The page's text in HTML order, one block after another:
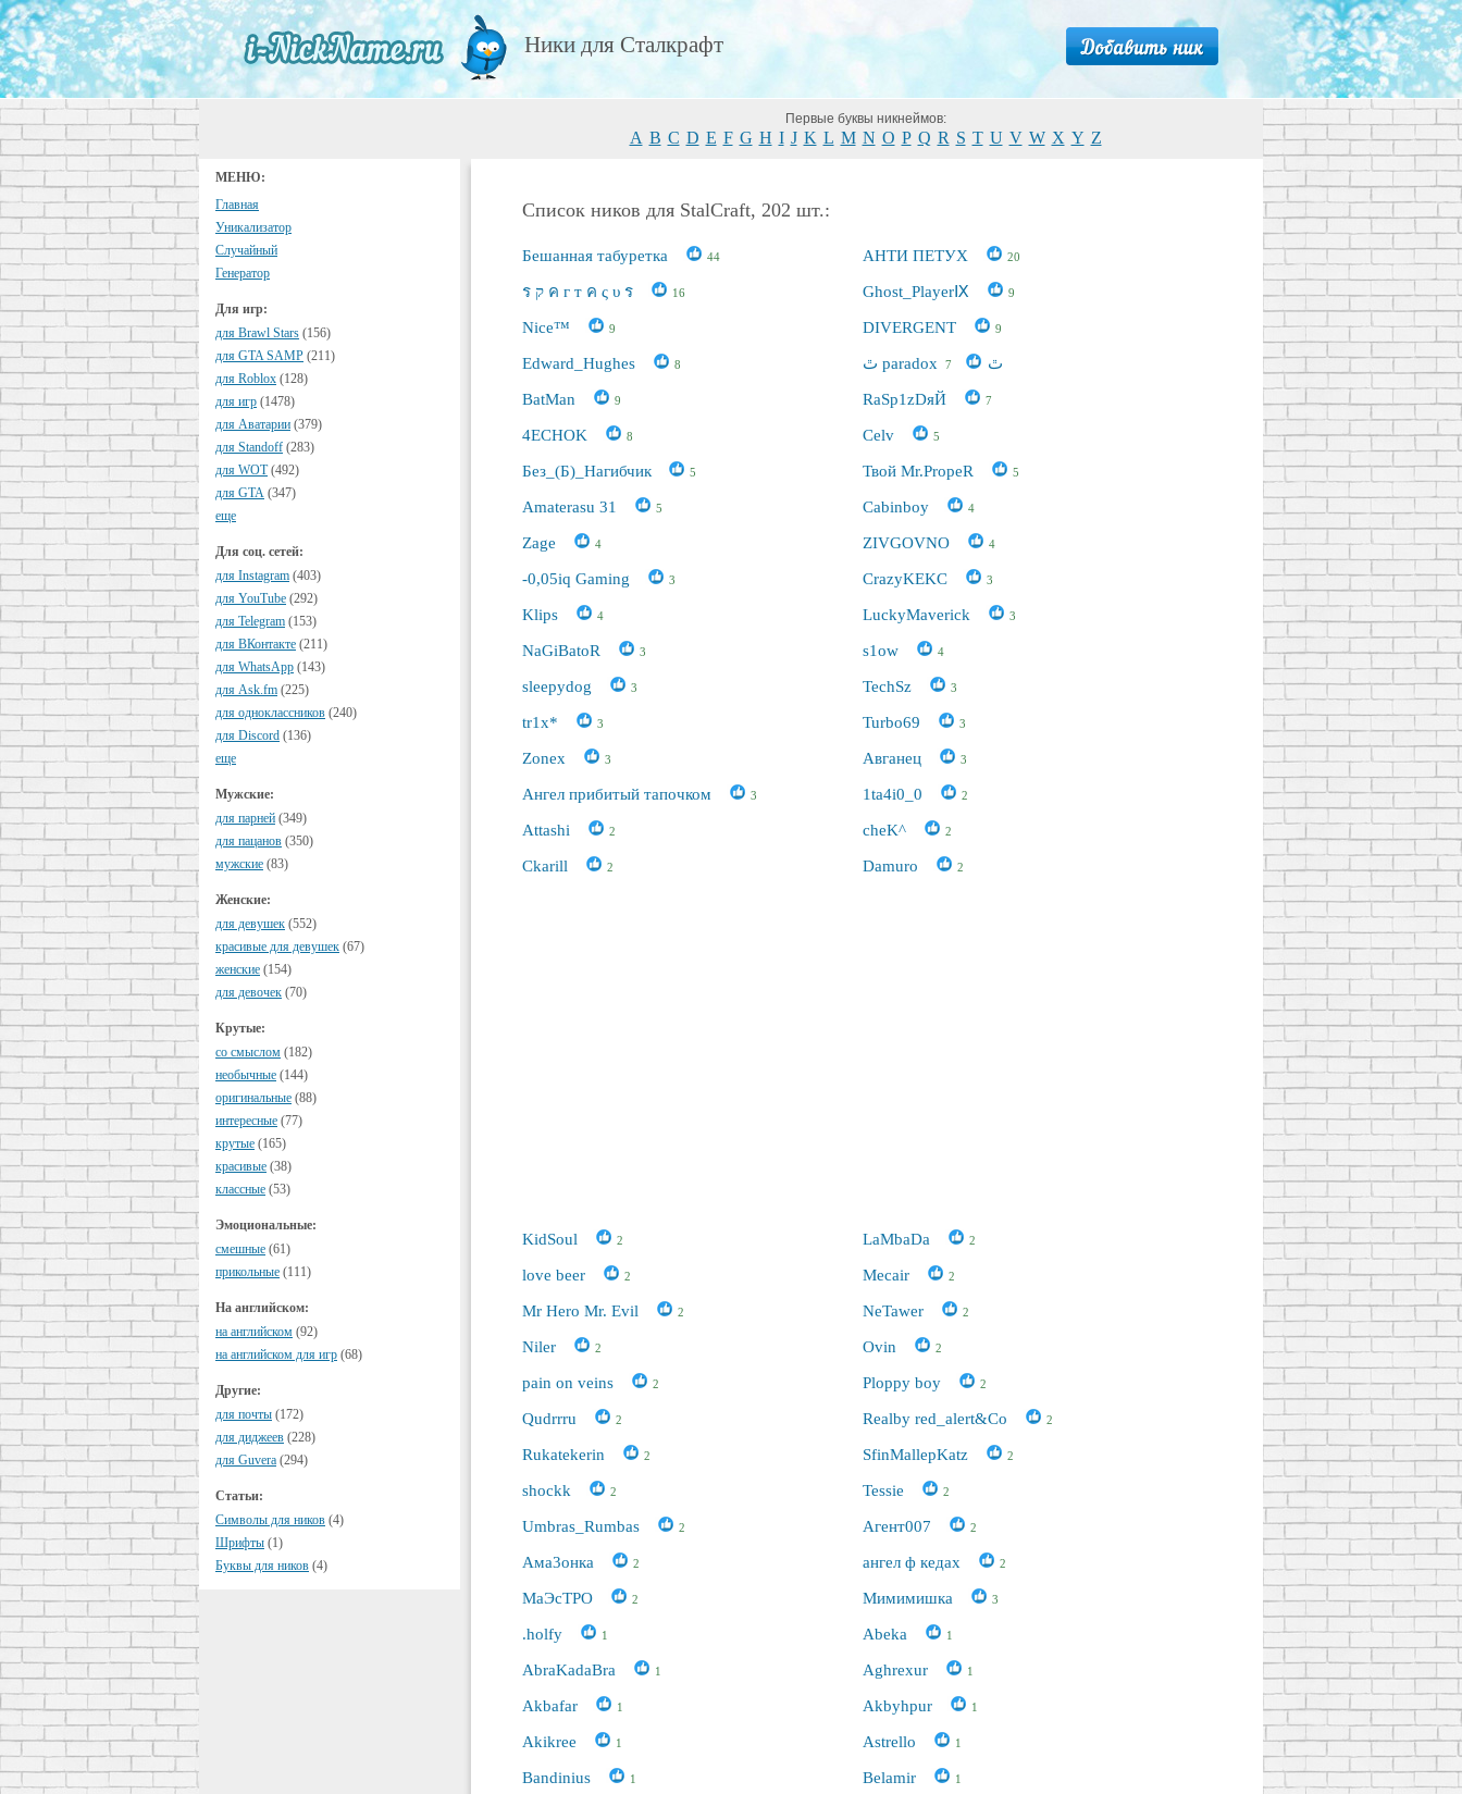
Ники для Сталкрафт
МЕНЮ:
Главная
Уникализатор
Случайный
Генератор
Для игр:
для Brawl Stars (156)
для GTA SAMP (211)
для Roblox (128)
для игр (1478)
для Аватарии (379)
для Standoff (283)
для WOT (492)
для GTA (347)
еще
Для соц. сетей:
для Instagram (403)
для YouTube (292)
для Telegram (153)
для ВКонтакте (211)
для WhatsApp (143)
для Ask.fm (225)
для одноклассников (240)
для Discord (136)
еще
Мужские:
для парней (349)
для пацанов (350)
мужские (83)
Женские:
для девушек (552)
красивые для девушек (67)
женские (154)
для девочек (70)
Крутые:
cо смыслом (182)
необычные (144)
оригинальные (88)
интересные (77)
крутые (165)
красивые (38)
классные (53)
Эмоциональные:
смешные (61)
прикольные (111)
На английском:
на английском (92)
на английском для игр (68)
Другие:
для почты (172)
для диджеев (228)
для Guvera (294)
Статьи:
Символы для ников (4)
Шрифты (1)
Буквы для ников (4)
Первые буквы никнеймов:
A B C D E F G H I J K L M N O P Q R S T U V W X Y Z
Список ников для StalCraft, 202 шт.:
Бешанная табуретка 44 АНТИ ПЕТУХ 20
ร ק ค г т ค ς υ ร 16 Ghost_PlayerⅨ 9
Niсe™ 9 DIVERGENT 9
Edward_Hughes 8 ﭢ paradox ﭢ 7
BatMan 9 RaSp1zDяЙ 7
4ECHOK 8 Celv 5
Без_(Б)_Нагибчик 5 Твой Mr.PropeR 5
Amaterasu 31 5 Cabinboy 4
Zage 4 ZIVGOVNO 4
-0,05iq Gaming 3 CrazyKEKC 3
Klips 4 LuckyMaverick 3
NaGiBatoR 3 s1ow 4
sleepydog 3 TechSz 3
tr1x* 3 Turbo69 3
Zonex 3 Авганец 3
Ангел прибитый тапочком 3 1ta4i0_0 2
Attashi 2 cheK^ 2
Ckarill 2 Damuro 2
KidSoul 2 LaMbaDa 2
love beer 2 Mecair 2
Mr Hero Mr. Evil 2 NeTawer 2
Niler 2 Ovin 2
pain on veins 2 Ploppy boy 2
Qudrrru 2 Realby red_alert&Co 2
Rukatekerin 2 SfinMallepKatz 2
shockk 2 Tessie 2
Umbras_Rumbas 2 Агент007 2
Ама3онка 2 ангел ф кедах 2
МаЭсТРО 2 Мимимишка 3
.holfy 1 Abeka 1
AbraKadaBra 1 Aghrexur 1
Akbafar 1 Akbyhpur 1
Akikree 1 Astrello 1
Bandinius 1 Belamir 1